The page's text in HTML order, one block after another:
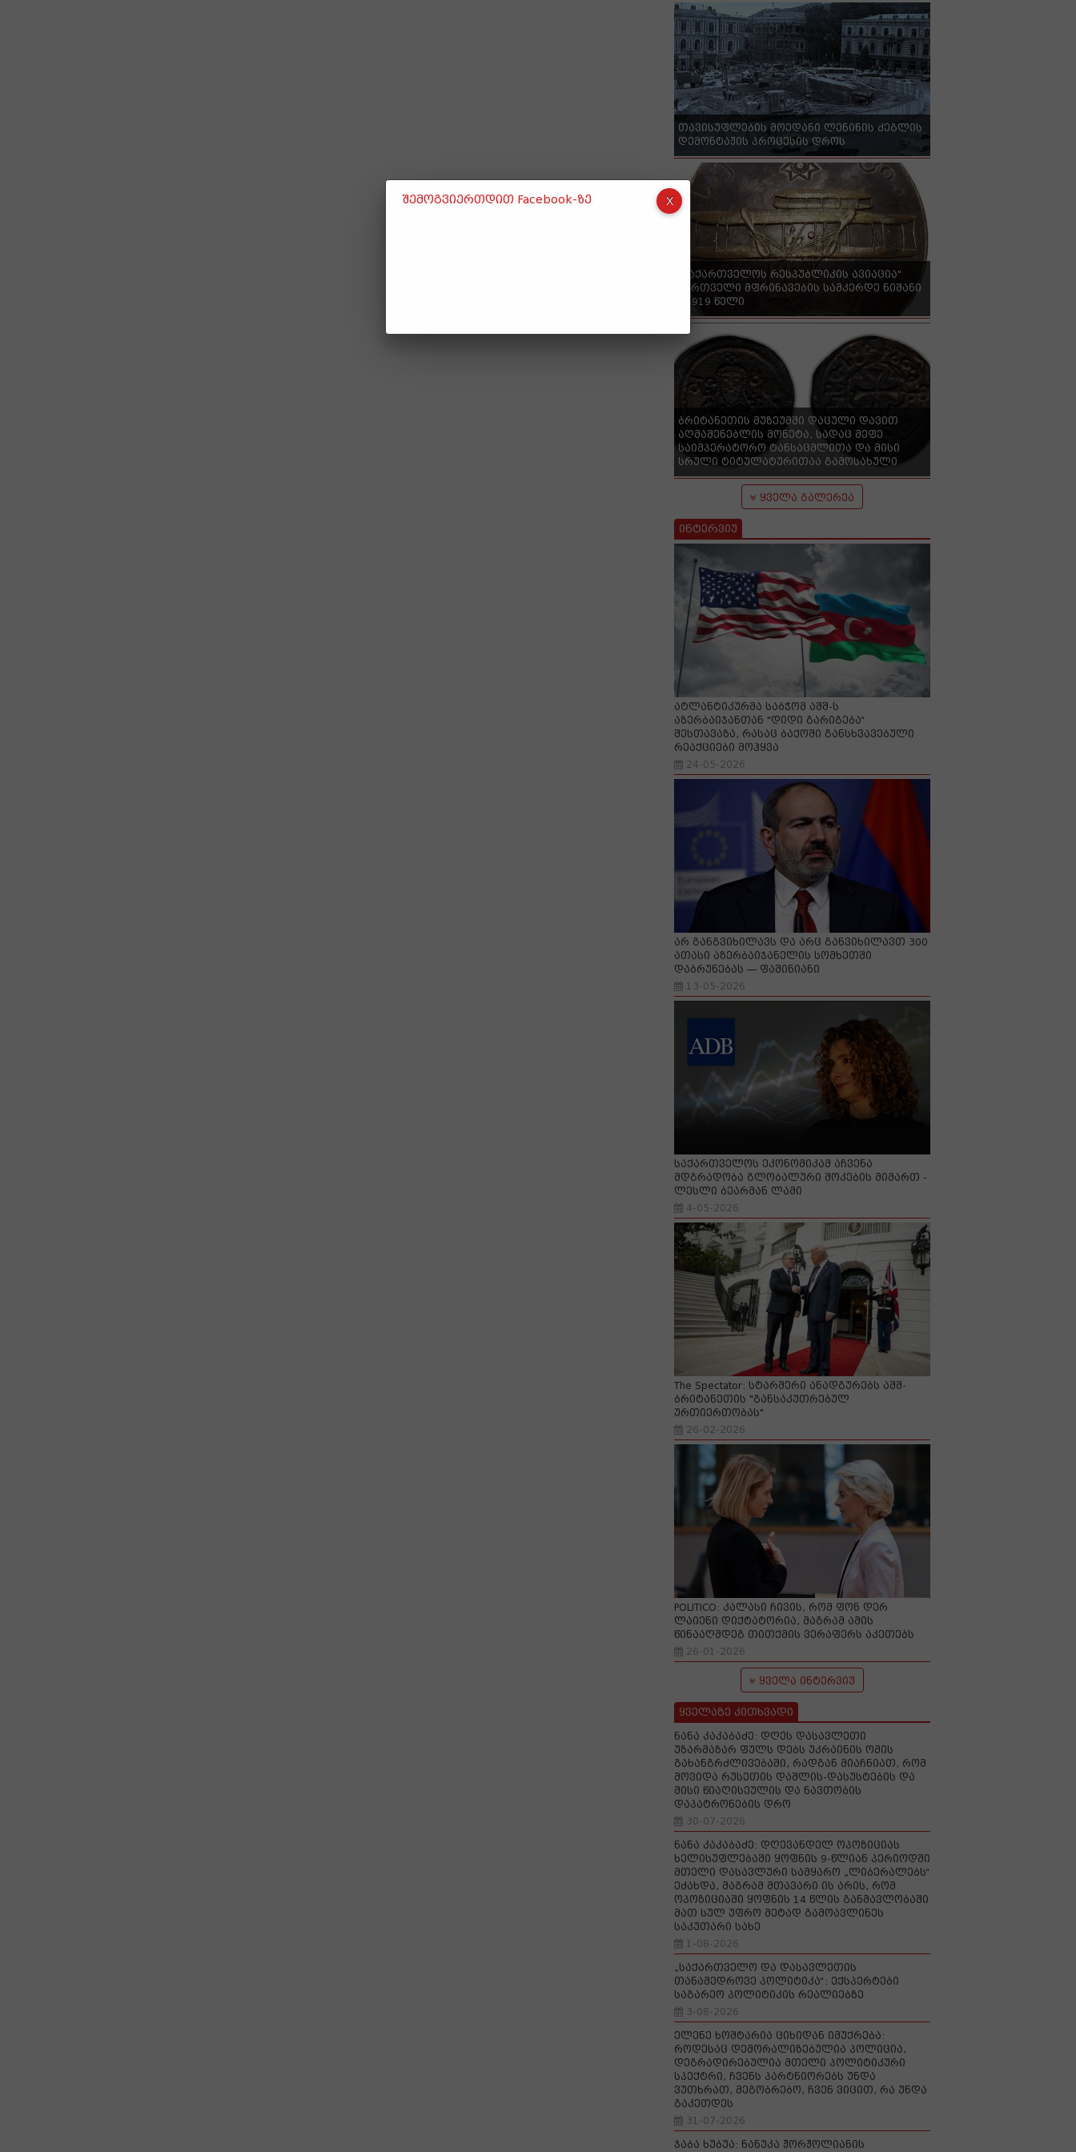
თავისუფლების მოედანი ლენინის ძეგლის
დემონტაჟის პროცესის დროს
"საქართველოს რესპუბლიკის ავიაცია"
ქართველი მფრინავების სამკერდე ნიშანი
- 1919 წელი
ბრიტანეთის მუზეუმში დაცული დავით
აღმაშენებლის მონეტა, სადაც მეფე
საიმპერატორო ტანსაცმლითა და მისი
სრული ტიტულატურითაა გამოსახული
ყველა გალერეა
ინტერვიუ
ატლანტიკურმა საბჭომ აშშ-ს
აზერბაიჯანთან "დიდი გარიგება“
შესთავაზა, რასაც ბაქოში განსხვავებული
რეაქციები მოჰყვა
24-05-2026
არ განგვიხილავს და არც განვიხილავთ 300
ათასი აზერბაიჯანელის სომხეთში
დაბრუნებას — ფაშინიანი
13-05-2026
საქართველოს ეკონომიკამ აჩვენა
მდგრადობა გლობალური შოკების მიმართ -
ლესლი ბეარმან ლამი
4-05-2026
The Spectator: სტარმერი ანადგურებს აშშ-
ბრიტანეთის "განსაკუთრებულ
ურთიერთობას"
26-02-2026
POLITICO: კალასი ჩივის, რომ ფონ დერ
ლაიენი დიქტატორია, მაგრამ ამის
წინააღმდეგ თითქმის ვერაფერს აკეთებს
26-01-2026
ყველა ინტერვიუ
ყველაზე კითხვადი
ნანა კაკაბაძე: დღეს დასავლეთი
უზარმაზარ ფულს დებს უკრაინის ომის
გახანგრძლივებაში, რადგან მიაჩნიათ, რომ
მოვიდა რუსეთის დაშლის-დასუსტების და
მისი წიაღისეულის და ნავთობის
დაპატრონების დრო
30-07-2026
ნანა კაკაბაძე: დღევანდელ ოპოზიციას
ხელისუფლებაში ყოფნის 9-წლიან პერიოდში
მთელი დასავლური სამყარო „ლიბერალებს“
ეძახდა, მაგრამ მთავარი ის არის, რომ
ოპოზიციაში ყოფნის 14 წლის განმავლობაში
მათ სულ უფრო მეტად გამოავლინეს
საკუთარი სახე
1-08-2026
„საქართველო და დასავლეთის
თანამედროვე პოლიტიკა“: ექსპერტები
საგარეო პოლიტიკის რეალიებზე
3-08-2026
ელენე ხოშტარია ციხიდან იმუქრება:
როდესაც დემორალიზებულია პოლიცია,
დეგრადირებულია მთელი პოლიტიკური
სპექტრი, ჩვენს პარტნიორებს უნდა
ვუთხრათ, მეგობრებო, ჩვენ ვიცით, რა უნდა
გაკეთდეს
31-07-2026
ჯაბა ხუბუა: ნანუკა ჟორჟოლიანის
შემოგვიერთდით Facebook-ზე